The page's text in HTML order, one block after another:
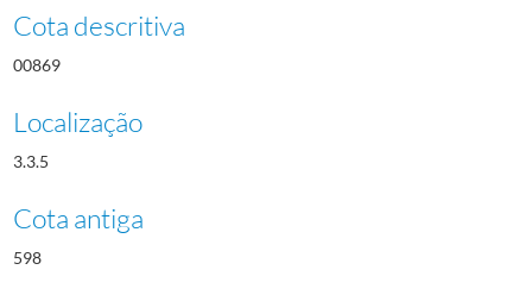
Cota descritiva
00869
Localização
3.3.5
Cota antiga
598